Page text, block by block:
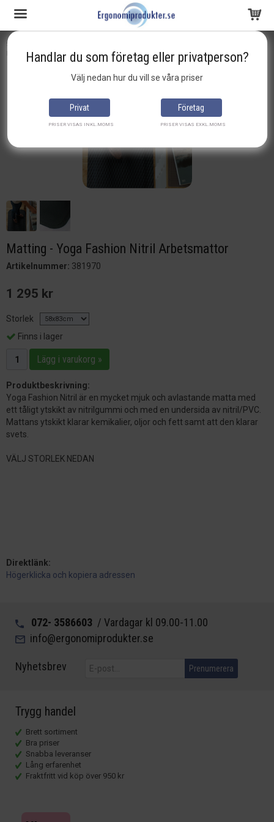
Produkten har blivit tillagd i varukorgen
Startsida
Matting - Yoga Fashion Nitril Arbetsmattor
Matting - Yoga Fashion Nitril Arbetsmattor
Artikelnummer: 381970
1 295 kr
Storlek
Finns i lager
Lägg i varukorg »
Produktbeskrivning:
Yoga Fashion Nitril är en mycket mjuk och avlastande matta med
ett tåligt ytskikt av nitrilgummi och med en undersida av nitril/PVC.
Mattans ytskikt klarar kemikalier, oljor och fett samt att den klarar
svets.
VÄLJ STORLEK NEDAN
Direktlänk:
Högerklicka och kopiera adressen
072- 3586603 / Vardagar kl 09.00-11.00
info@ergonomiprodukter.se
Nyhetsbrev Prenumerera
Trygg handel
Brett sortiment
Bra priser
Snabba leveranser
Lång erfarenhet
Fraktfritt vid köp över 950 kr
Handlar du som företag eller privatperson?
Välj nedan hur du vill se våra priser
Privat
PRISER VISAS INKL.MOMS
Företag
PRISER VISAS EXKL.MOMS